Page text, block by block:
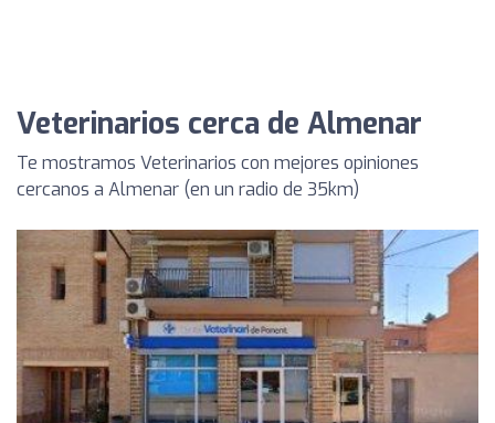
Veterinarios cerca de Almenar
Te mostramos Veterinarios con mejores opiniones
cercanos a Almenar (en un radio de 35km)